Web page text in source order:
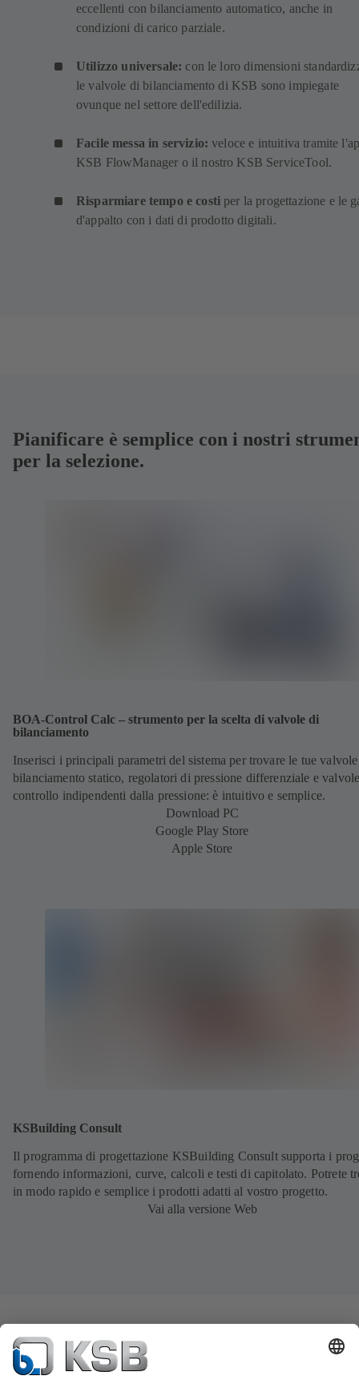
eccellenti con bilanciamento automatico, anche in
condizioni di carico parziale.
Utilizzo universale: con le loro dimensioni
le valvole di bilanciamento di KSB sono impiegate
ovunque nel settore dell'edilizia.
Facile messa in servizio: veloce e intuitiva tramite
KSB FlowManager o il nostro KSB ServiceTool.
Risparmiare tempo e costi per la progettazione e le
d'appalto con i dati di prodotto digitali.
Pianificare è semplice con i nostri
per la selezione.
BOA-Control Calc – strumento per la scelta di valvole di
bilanciamento
Inserisci i principali parametri del sistema per trovare le tue
bilanciamento statico, regolatori di pressione differenziale e
controllo indipendenti dalla pressione: è intuitivo e semplice.
Download PC
Google Play Store
Apple Store
KSBuilding Consult
Il programma di progettazione KSBuilding Consult supporta i
fornendo informazioni, curve, calcoli e testi di capitolato. Potrete
in modo rapido e semplice i prodotti adatti al vostro progetto.
Vai alla versione Web